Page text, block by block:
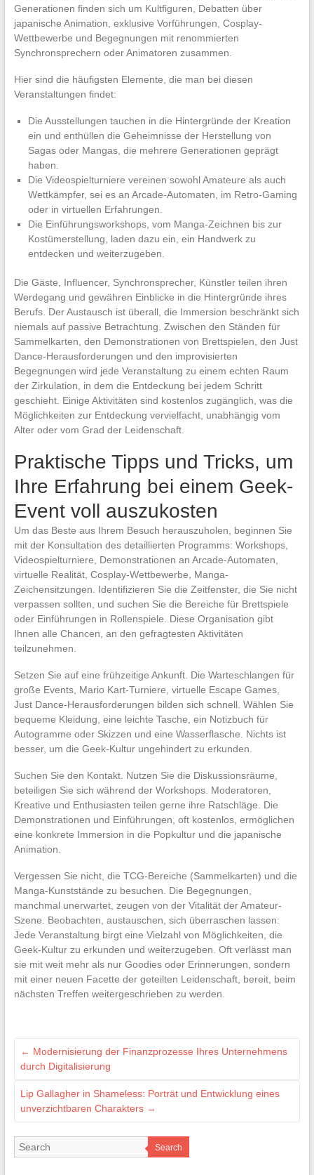
Generationen finden sich um Kultfiguren, Debatten über
japanische Animation, exklusive Vorführungen, Cosplay-
Wettbewerbe und Begegnungen mit renommierten
Synchronsprechern oder Animatoren zusammen.
Hier sind die häufigsten Elemente, die man bei diesen
Veranstaltungen findet:
Die Ausstellungen tauchen in die Hintergründe der Kreation
ein und enthüllen die Geheimnisse der Herstellung von
Sagas oder Mangas, die mehrere Generationen geprägt
haben.
Die Videospielturniere vereinen sowohl Amateure als auch
Wettkämpfer, sei es an Arcade-Automaten, im Retro-Gaming
oder in virtuellen Erfahrungen.
Die Einführungsworkshops, vom Manga-Zeichnen bis zur
Kostümerstellung, laden dazu ein, ein Handwerk zu
entdecken und weiterzugeben.
Die Gäste, Influencer, Synchronsprecher, Künstler teilen ihren
Werdegang und gewähren Einblicke in die Hintergründe ihres
Berufs. Der Austausch ist überall, die Immersion beschränkt sich
niemals auf passive Betrachtung. Zwischen den Ständen für
Sammelkarten, den Demonstrationen von Brettspielen, den Just
Dance-Herausforderungen und den improvisierten
Begegnungen wird jede Veranstaltung zu einem echten Raum
der Zirkulation, in dem die Entdeckung bei jedem Schritt
geschieht. Einige Aktivitäten sind kostenlos zugänglich, was die
Möglichkeiten zur Entdeckung vervielfacht, unabhängig vom
Alter oder vom Grad der Leidenschaft.
Praktische Tipps und Tricks, um
Ihre Erfahrung bei einem Geek-
Event voll auszukosten
Um das Beste aus Ihrem Besuch herauszuholen, beginnen Sie
mit der Konsultation des detaillierten Programms: Workshops,
Videospielturniere, Demonstrationen an Arcade-Automaten,
virtuelle Realität, Cosplay-Wettbewerbe, Manga-
Zeichensitzungen. Identifizieren Sie die Zeitfenster, die Sie nicht
verpassen sollten, und suchen Sie die Bereiche für Brettspiele
oder Einführungen in Rollenspiele. Diese Organisation gibt
Ihnen alle Chancen, an den gefragtesten Aktivitäten
teilzunehmen.
Setzen Sie auf eine frühzeitige Ankunft. Die Warteschlangen für
große Events, Mario Kart-Turniere, virtuelle Escape Games,
Just Dance-Herausforderungen bilden sich schnell. Wählen Sie
bequeme Kleidung, eine leichte Tasche, ein Notizbuch für
Autogramme oder Skizzen und eine Wasserflasche. Nichts ist
besser, um die Geek-Kultur ungehindert zu erkunden.
Suchen Sie den Kontakt. Nutzen Sie die Diskussionsräume,
beteiligen Sie sich während der Workshops. Moderatoren,
Kreative und Enthusiasten teilen gerne ihre Ratschläge. Die
Demonstrationen und Einführungen, oft kostenlos, ermöglichen
eine konkrete Immersion in die Popkultur und die japanische
Animation.
Vergessen Sie nicht, die TCG-Bereiche (Sammelkarten) und die
Manga-Kunststände zu besuchen. Die Begegnungen,
manchmal unerwartet, zeugen von der Vitalität der Amateur-
Szene. Beobachten, austauschen, sich überraschen lassen:
Jede Veranstaltung birgt eine Vielzahl von Möglichkeiten, die
Geek-Kultur zu erkunden und weiterzugeben. Oft verlässt man
sie mit weit mehr als nur Goodies oder Erinnerungen, sondern
mit einer neuen Facette der geteilten Leidenschaft, bereit, beim
nächsten Treffen weitergeschrieben zu werden.
← Modernisierung der Finanzprozesse Ihres Unternehmens
durch Digitalisierung
Lip Gallagher in Shameless: Porträt und Entwicklung eines
unverzichtbaren Charakters →
Search